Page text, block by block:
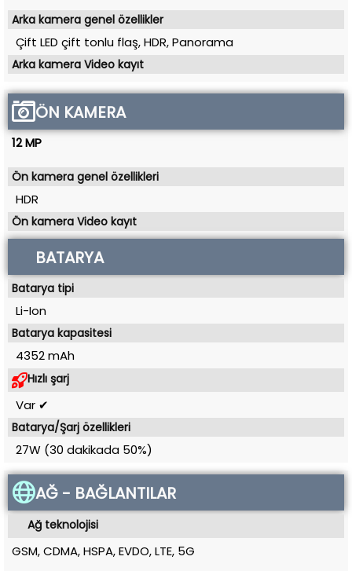
Arka kamera genel özellikler
Çift LED çift tonlu flaş, HDR, Panorama
Arka kamera Video kayıt
ÖN KAMERA
12 MP
Ön kamera genel özellikleri
HDR
Ön kamera Video kayıt
BATARYA
Batarya tipi
Li-Ion
Batarya kapasitesi
4352 mAh
Hızlı şarj
Var ✔
Batarya/Şarj özellikleri
27W (30 dakikada 50%)
AĞ - BAĞLANTILAR
Ağ teknolojisi
GSM, CDMA, HSPA, EVDO, LTE, 5G